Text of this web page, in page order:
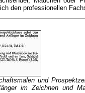
den professionellen
und
im Zeichnen und